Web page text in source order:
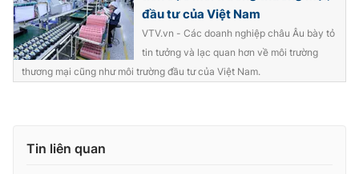
đầu tư của Việt Nam
VTV.vn - Các doanh nghiệp châu Âu bày tỏ
tin tưởng và lạc quan hơn về môi trường
thương mại cũng như môi trường đầu tư của Việt Nam.
Tin liên quan